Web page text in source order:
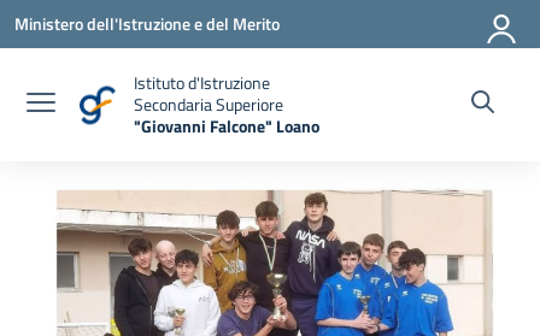
Vai ai contenuti
Vai al menu di navigazione
Vai al footer
Ministero dell'Istruzione e del Merito
Istituto d'Istruzione
Secondaria Superiore
"Giovanni Falcone" Loano